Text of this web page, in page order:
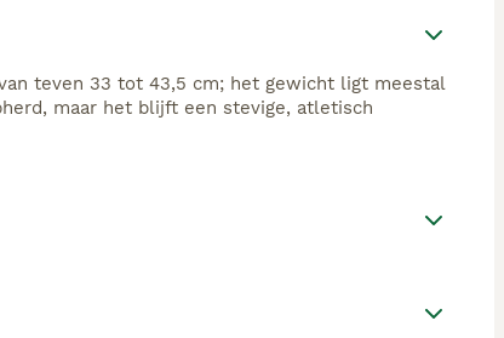
teven 33 tot 43,5 cm; het gewicht ligt meestal
maar het blijft een stevige, atletisch